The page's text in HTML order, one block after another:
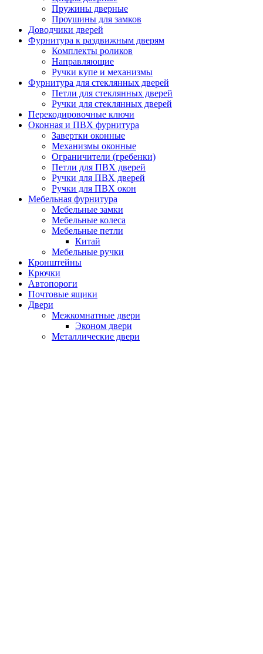
Пружины дверные
Проушины для замков
Доводчики дверей
Фурнитура к раздвижным дверям
Комплекты роликов
Направляющие
Ручки купе и механизмы
Фурнитура для стеклянных дверей
Петли для стеклянных дверей
Ручки для стеклянных дверей
Перекодировочные ключи
Оконная и ПВХ фурнитура
Завертки оконные
Механизмы оконные
Ограничители (гребенки)
Петли для ПВХ дверей
Ручки для ПВХ дверей
Ручки для ПВХ окон
Мебельная фурнитура
Мебельные замки
Мебельные колеса
Мебельные петли
Китай
Мебельные ручки
Кронштейны
Крючки
Автопороги
Почтовые ящики
Двери
Межкомнатные двери
Эконом двери
Металлические двери